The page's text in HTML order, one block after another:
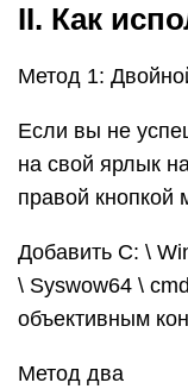
II. Как
Метод 1:
Если вы не
на свой ярлык
правой кнопкой
Добавить C: \
\ Syswow64 \
объективным
Метод два